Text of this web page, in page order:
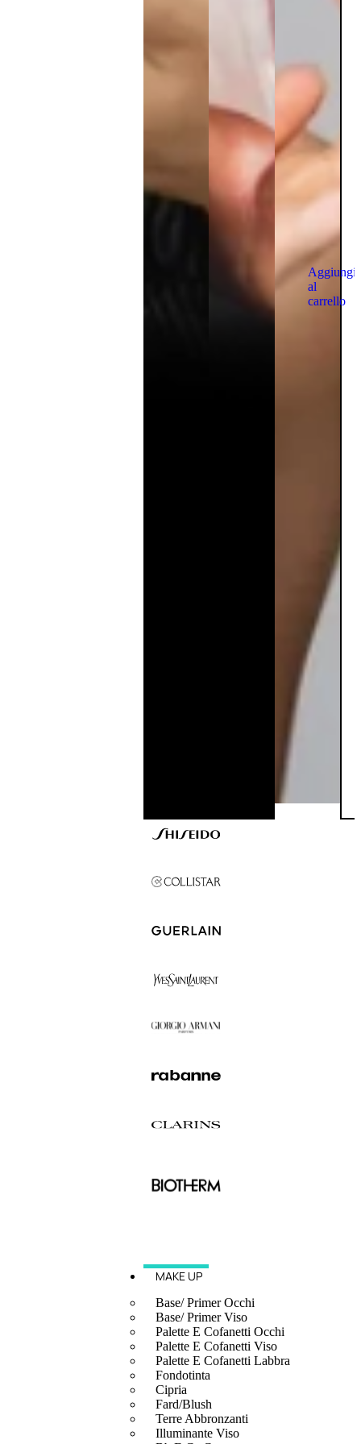
Aggiungi
al
carrello
MAKE UP
Base/ Primer Occhi
Base/ Primer Viso
Palette E Cofanetti Occhi
Palette E Cofanetti Viso
Palette E Cofanetti Labbra
Fondotinta
Cipria
Fard/Blush
Terre Abbronzanti
Illuminante Viso